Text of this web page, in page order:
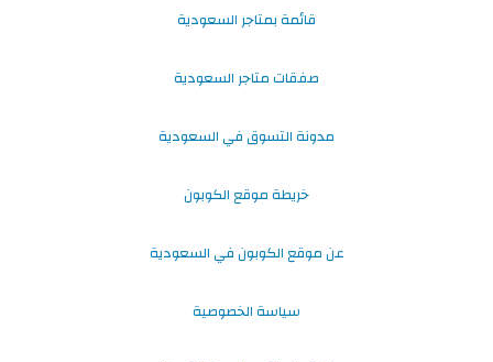
قائمة بمتاجر السعودية
صفقات متاجر السعودية
مدونة التسوق في السعودية
خريطة موقع الكوبون
عن موقع الكوبون في السعودية
سياسة الخصوصية